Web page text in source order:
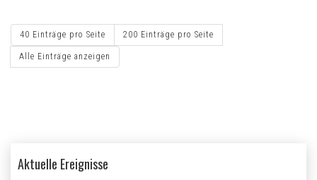
40 Einträge pro Seite 200 Einträge pro Seite
Alle Einträge anzeigen
Aktuelle Ereignisse